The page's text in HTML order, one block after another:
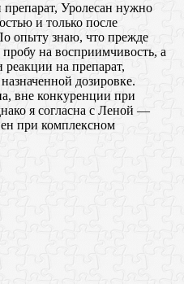
Уролесан нужно
и только после
опыту знаю, что прежде
пробу на восприимчивость, а
на препарат,
дозировке.
вне конкуренции при
я согласна с Леной —
при комплексном